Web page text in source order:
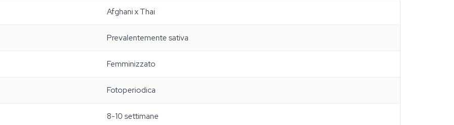
Afghani x Thai
Prevalentemente sativa
Femminizzato
Fotoperiodica
8-10 settimane